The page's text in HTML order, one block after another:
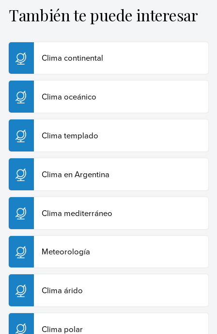
Sposob, Gustavo (22 de febrero de 2025).Clima
de 2026 de
Copiar cita
También te puede interesar
Clima continental
Clima oceánico
Clima templado
Clima en Argentina
Clima mediterráneo
Meteorología
Clima árido
Clima polar